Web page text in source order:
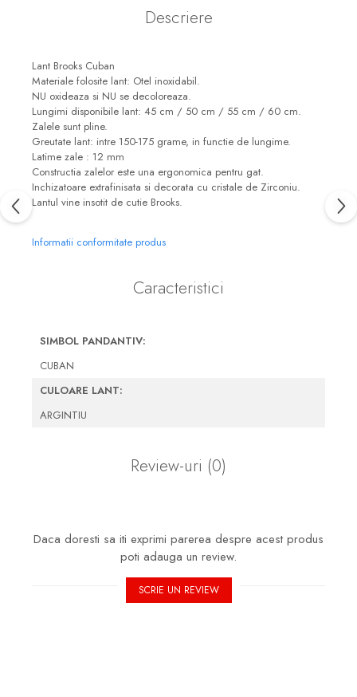
Descriere
Lant Brooks Cuban
Materiale folosite lant: Otel inoxidabil.
NU oxideaza si NU se decoloreaza.
Lungimi disponibile lant: 45 cm / 50 cm / 55 cm / 60 cm.
Zalele sunt pline.
Greutate lant: intre 150-175 grame, in functie de lungime.
Latime zale : 12 mm
Constructia zalelor este una ergonomica pentru gat.
Inchizatoare extrafinisata si decorata cu cristale de Zirconiu.
Lantul vine insotit de cutie Brooks.
Informatii conformitate produs
Caracteristici
SIMBOL PANDANTIV:
CUBAN
CULOARE LANT:
ARGINTIU
Review-uri (0)
Daca doresti sa iti exprimi parerea despre acest produs
poti adauga un review.
SCRIE UN REVIEW